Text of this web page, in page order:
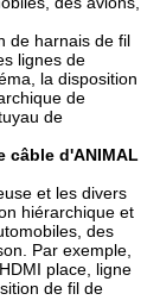
de harnais de fil
lignes de
la disposition
de
de
câble d'ANIMAL
et les divers
hiérarchique et
des
Par exemple,
place, ligne
de fil de